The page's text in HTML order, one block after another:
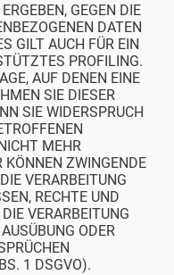
GEGEN DIE
DATEN
GILT AUCH FÜR EIN
PROFILING.
AUF DENEN EINE
SIE DIESER
SIE WIDERSPRUCH
MEHR
KÖNNEN ZWINGENDE
VERARBEITUNG
RECHTE UND
VERARBEITUNG
ODER
1 DSGVO).